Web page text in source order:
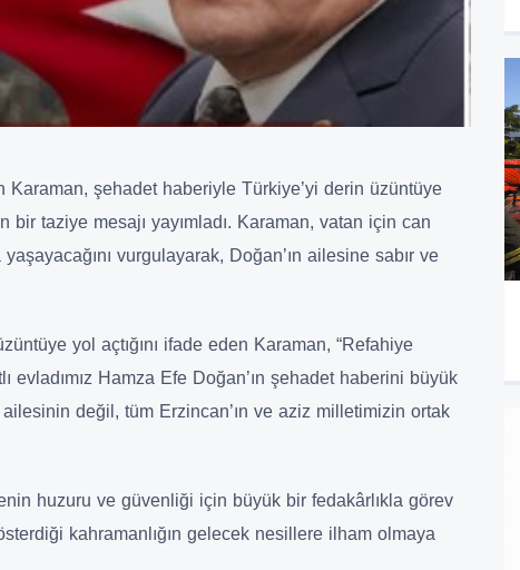
şehadet haberiyle Türkiye’yi derin üzüntüye
taziye mesajı yayımladı. Karaman, vatan için can
vurgulayarak, Doğan’ın ailesine sabır ve
yol açtığını ifade eden Karaman, “Refahiye
evladımız Hamza Efe Doğan’ın şehadet haberini büyük
değil, tüm Erzincan’ın ve aziz milletimizin ortak
huzuru ve güvenliği için büyük bir fedakârlıkla görev
kahramanlığın gelecek nesillere ilham olmaya